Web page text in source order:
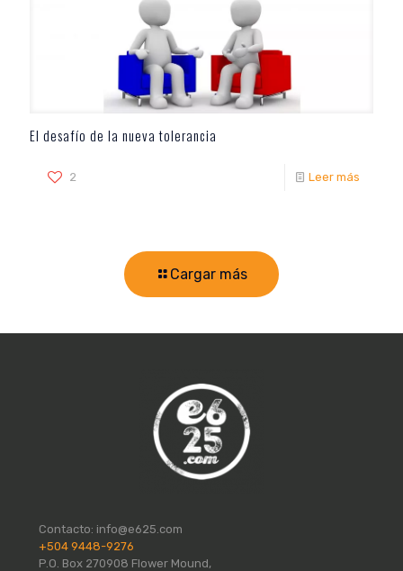
El desafío de la nueva tolerancia
2 Leer más
Cargar más
Contacto: info@e625.com
+504 9448-9276
P.O. Box 270908 Flower Mound,